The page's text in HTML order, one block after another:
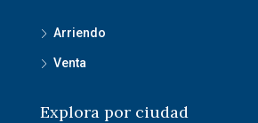
Arriendo
Venta
Explora por ciudad